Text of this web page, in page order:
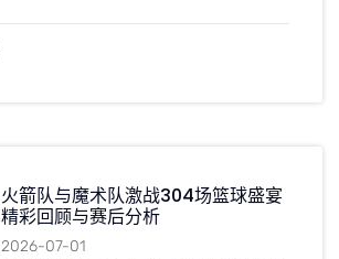
火箭队与魔术队激战304场篮球盛宴
精彩回顾与赛后分析
2026-07-01